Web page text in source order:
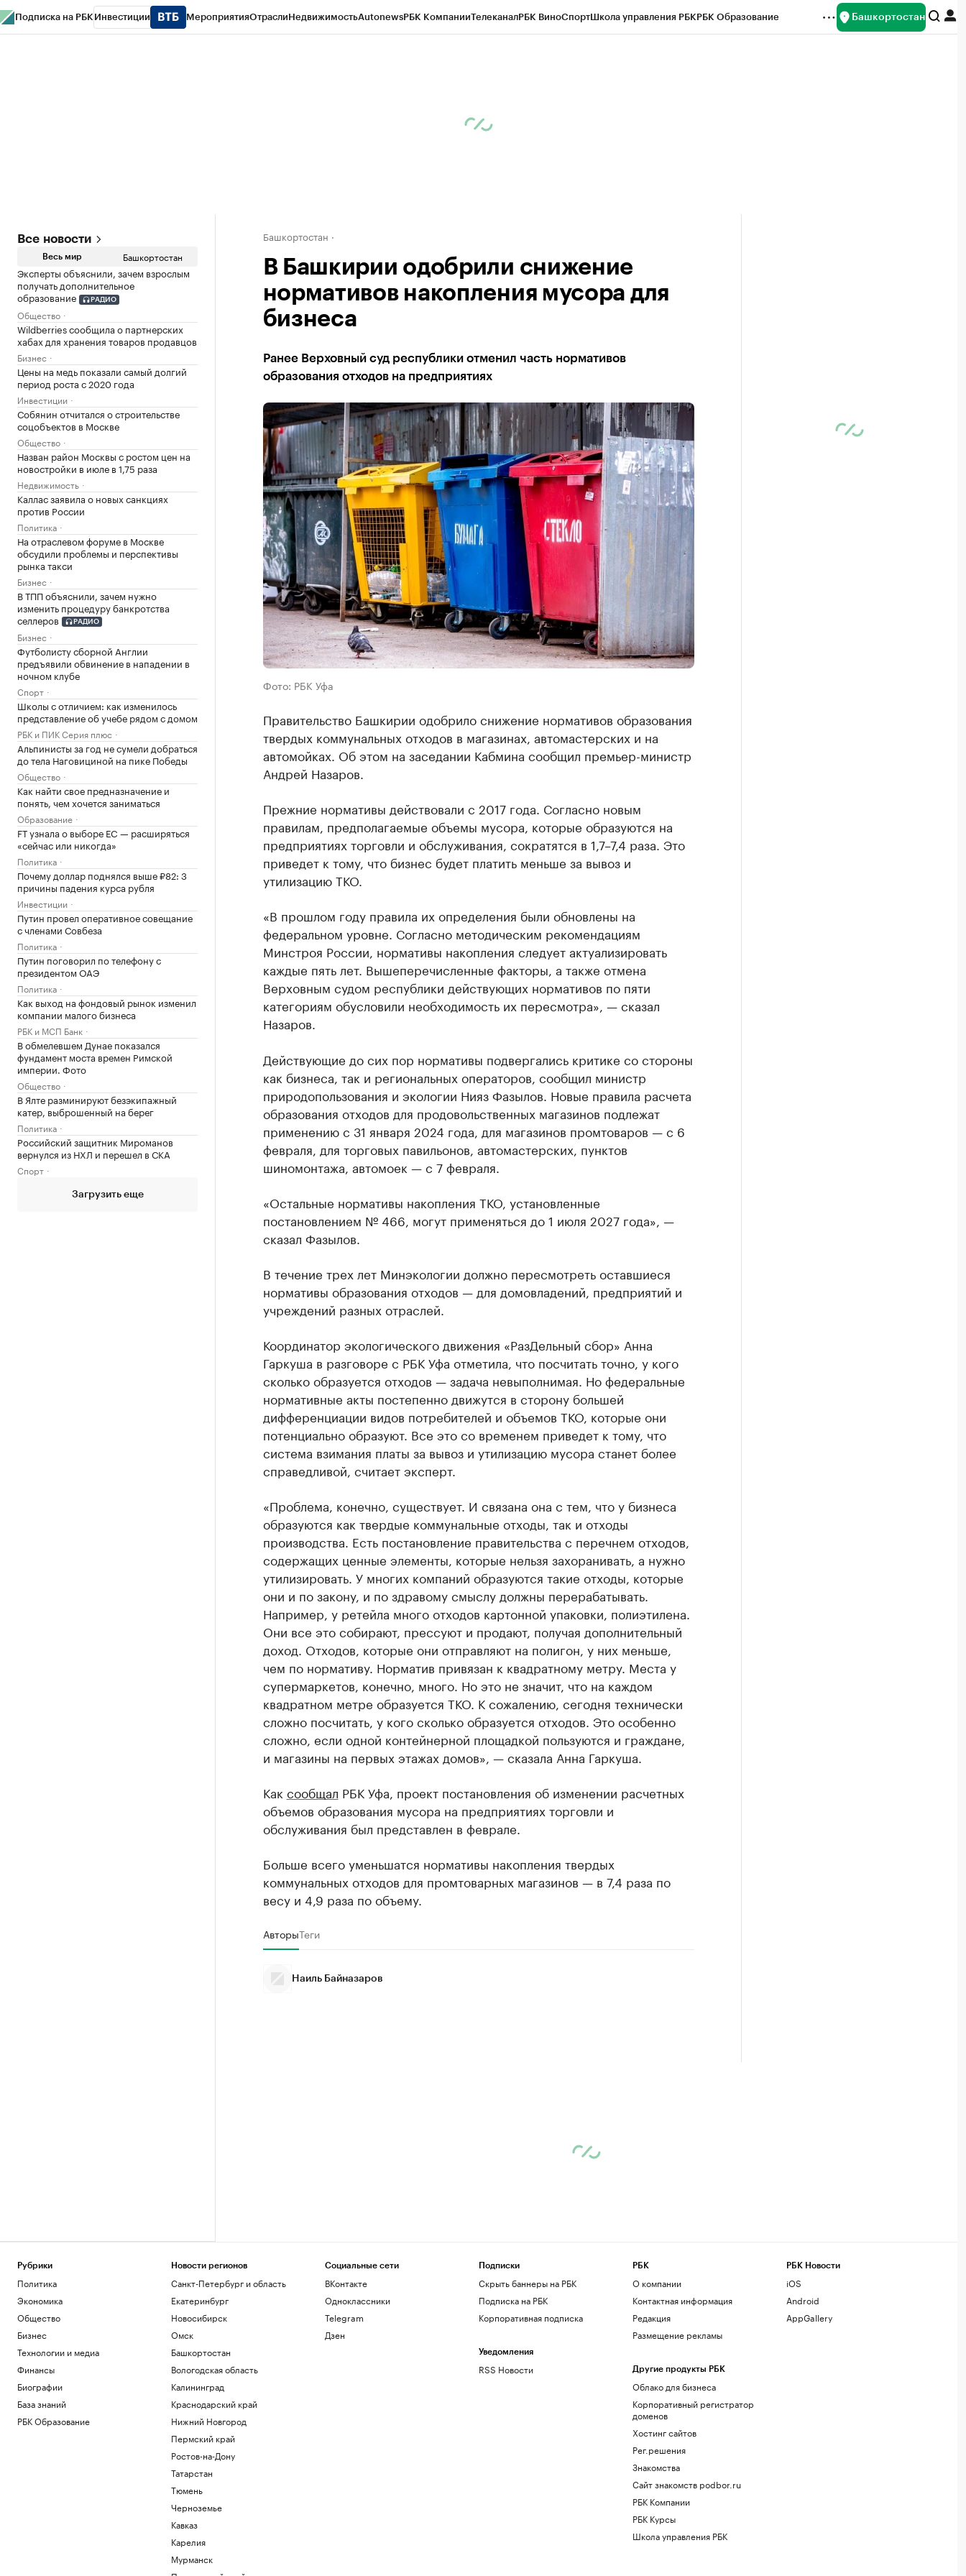
Подписка на РБК Инвестиции МероприятияОтраслиНедвижимостьAutonewsРБК КомпанииТелеканалРБК ВиноСпортШкола управления РБКРБК Образование Башкортостан
Все новости
Весь мир Башкортостан
Эксперты объяснили, зачем взрослым
получать дополнительное
образование
РАДИО
Общество
Wildberries сообщила о партнерских
хабах для хранения товаров продавцов
Бизнес
Цены на медь показали самый долгий
период роста с 2020 года
Инвестиции
Собянин отчитался о строительстве
соцобъектов в Москве
Общество
Назван район Москвы с ростом цен на
новостройки в июле в 1,75 раза
Недвижимость
Каллас заявила о новых санкциях
против России
Политика
На отраслевом форуме в Москве
обсудили проблемы и перспективы
рынка такси
Бизнес
В ТПП объяснили, зачем нужно
изменить процедуру банкротства
селлеров
РАДИО
Бизнес
Футболисту сборной Англии
предъявили обвинение в нападении в
ночном клубе
Спорт
Школы с отличием: как изменилось
представление об учебе рядом с домом
РБК и ПИК Серия плюс
Альпинисты за год не сумели добраться
до тела Наговициной на пике Победы
Общество
Как найти свое предназначение и
понять, чем хочется заниматься
Образование
FT узнала о выборе ЕС — расширяться
«сейчас или никогда»
Политика
Почему доллар поднялся выше ₽82: 3
причины падения курса рубля
Инвестиции
Путин провел оперативное совещание
с членами Совбеза
Политика
Путин поговорил по телефону с
президентом ОАЭ
Политика
Как выход на фондовый рынок изменил
компании малого бизнеса
РБК и МСП Банк
В обмелевшем Дунае показался
фундамент моста времен Римской
империи. Фото
Общество
В Ялте разминируют безэкипажный
катер, выброшенный на берег
Политика
Российский защитник Мироманов
вернулся из НХЛ и перешел в СКА
Спорт
Загрузить еще
Башкортостан
В Башкирии одобрили снижение
нормативов накопления мусора для
бизнеса
Ранее Верховный суд республики отменил часть нормативов
образования отходов на предприятиях
Фото: РБК Уфа
Правительство Башкирии одобрило снижение нормативов образования
твердых коммунальных отходов в магазинах, автомастерских и на
автомойках. Об этом на заседании Кабмина сообщил премьер-министр
Андрей Назаров.
Прежние нормативы действовали с 2017 года. Согласно новым
правилам, предполагаемые объемы мусора, которые образуются на
предприятиях торговли и обслуживания, сократятся в 1,7–7,4 раза. Это
приведет к тому, что бизнес будет платить меньше за вывоз и
утилизацию ТКО.
«В прошлом году правила их определения были обновлены на
федеральном уровне. Согласно методическим рекомендациям
Минстроя России, нормативы накопления следует актуализировать
каждые пять лет. Вышеперечисленные факторы, а также отмена
Верховным судом республики действующих нормативов по пяти
категориям обусловили необходимость их пересмотра», — сказал
Назаров.
Действующие до сих пор нормативы подвергались критике со стороны
как бизнеса, так и региональных операторов, сообщил министр
природопользования и экологии Нияз Фазылов. Новые правила расчета
образования отходов для продовольственных магазинов подлежат
применению с 31 января 2024 года, для магазинов промтоваров — с 6
февраля, для торговых павильонов, автомастерских, пунктов
шиномонтажа, автомоек — с 7 февраля.
«Остальные нормативы накопления ТКО, установленные
постановлением № 466, могут применяться до 1 июля 2027 года», —
сказал Фазылов.
В течение трех лет Минэкологии должно пересмотреть оставшиеся
нормативы образования отходов — для домовладений, предприятий и
учреждений разных отраслей.
Координатор экологического движения «РазДельный сбор» Анна
Гаркуша в разговоре с РБК Уфа отметила, что посчитать точно, у кого
сколько образуется отходов — задача невыполнимая. Но федеральные
нормативные акты постепенно движутся в сторону большей
дифференциации видов потребителей и объемов ТКО, которые они
потенциально образуют. Все это со временем приведет к тому, что
система взимания платы за вывоз и утилизацию мусора станет более
справедливой, считает эксперт.
«Проблема, конечно, существует. И связана она с тем, что у бизнеса
образуются как твердые коммунальные отходы, так и отходы
производства. Есть постановление правительства с перечнем отходов,
содержащих ценные элементы, которые нельзя захоранивать, а нужно
утилизировать. У многих компаний образуются такие отходы, которые
они и по закону, и по здравому смыслу должны перерабатывать.
Например, у ретейла много отходов картонной упаковки, полиэтилена.
Они все это собирают, прессуют и продают, получая дополнительный
доход. Отходов, которые они отправляют на полигон, у них меньше,
чем по нормативу. Норматив привязан к квадратному метру. Места у
супермаркетов, конечно, много. Но это не значит, что на каждом
квадратном метре образуется ТКО. К сожалению, сегодня технически
сложно посчитать, у кого сколько образуется отходов. Это особенно
сложно, если одной контейнерной площадкой пользуются и граждане,
и магазины на первых этажах домов», — сказала Анна Гаркуша.
Как сообщал РБК Уфа, проект постановления об изменении расчетных
объемов образования мусора на предприятиях торговли и
обслуживания был представлен в феврале.
Больше всего уменьшатся нормативы накопления твердых
коммунальных отходов для промтоварных магазинов — в 7,4 раза по
весу и 4,9 раза по объему.
АвторыТеги
Наиль Байназаров
Рубрики
Политика
Экономика
Общество
Бизнес
Технологии и медиа
Финансы
Биографии
База знаний
РБК Образование
Новости регионов
Санкт-Петербург и область
Екатеринбург
Новосибирск
Омск
Башкортостан
Вологодская область
Калининград
Краснодарский край
Нижний Новгород
Пермский край
Ростов-на-Дону
Татарстан
Тюмень
Черноземье
Кавказ
Карелия
Мурманск
Социальные сети
ВКонтакте
Одноклассники
Telegram
Дзен
Подписки
Скрыть баннеры на РБК
Подписка на РБК
Корпоративная подписка
Уведомления
RSS Новости
РБК
О компании
Контактная информация
Редакция
Размещение рекламы
Другие продукты РБК
Облако для бизнеса
Корпоративный регистратор
доменов
Хостинг сайтов
Рег.решения
Знакомства
Сайт знакомств podbor.ru
РБК Компании
РБК Курсы
Школа управления РБК
РБК Новости
iOS
Android
AppGallery